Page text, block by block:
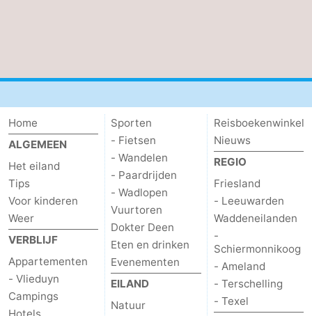
Home
ALGEMEEN
Het eiland
Tips
Voor kinderen
Weer
VERBLIJF
Appartementen
- Vlieduyn
Campings
Sporten
- Fietsen
- Wandelen
- Paardrijden
- Wadlopen
Vuurtoren
Dokter Deen
Eten en drinken
Evenementen
EILAND
Natuur
Reisboekenwinkel
Nieuws
REGIO
Friesland
- Leeuwarden
Waddeneilanden
-
Schiermonnikoog
- Ameland
- Terschelling
- Texel